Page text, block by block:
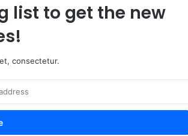
list to get the new
consectetur.